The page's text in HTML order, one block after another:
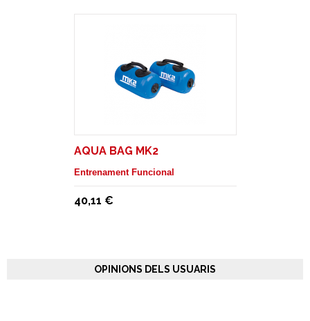
AQUA BAG MK2
Entrenament Funcional
40,11 €
OPINIONS DELS USUARIS